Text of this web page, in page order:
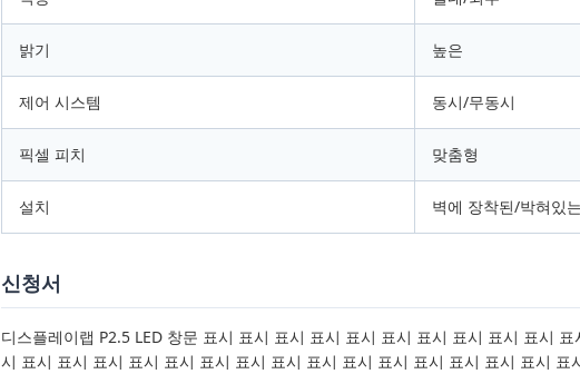
밝기 높은
제어 시스템 동시/무동시
픽셀 피치 맞춤형
설치 벽에 장착된/박혀있는
신청서
디스플레이랩 P2.5 LED 창문 표시 표시 표시 표시 표시 표시 표시 표시 표시 표시
시 표시 표시 표시 표시 표시 표시 표시 표시 표시 표시 표시 표시 표시 표시 표시